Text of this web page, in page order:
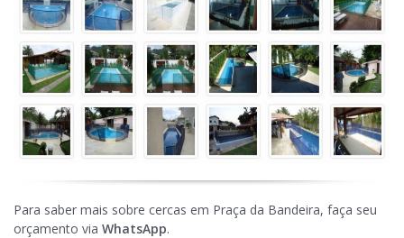
Para saber mais sobre cercas em Praça da Bandeira, faça seu
orçamento via WhatsApp.